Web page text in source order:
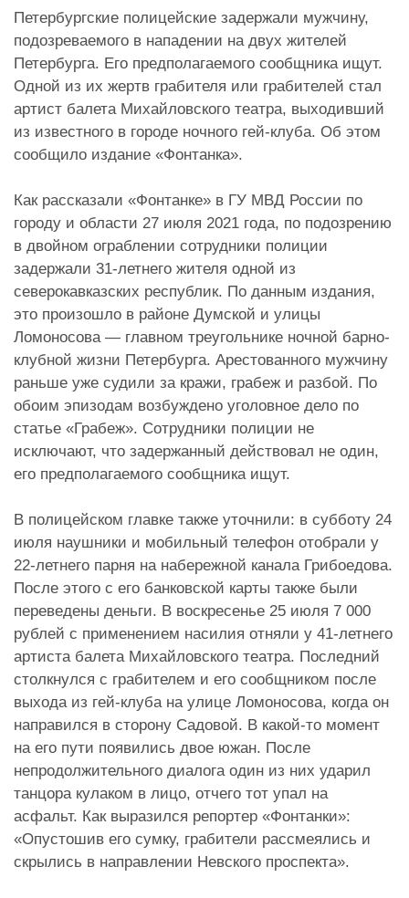
Петербургские полицейские задержали мужчину,
подозреваемого в нападении на двух жителей
Петербурга. Его предполагаемого сообщника ищут.
Одной из их жертв грабителя или грабителей стал
артист балета Михайловского театра, выходивший
из известного в городе ночного гей-клуба. Об этом
сообщило издание «Фонтанка».
Как рассказали «Фонтанке» в ГУ МВД России по
городу и области 27 июля 2021 года, по подозрению
в двойном ограблении сотрудники полиции
задержали 31-летнего жителя одной из
северокавказских республик. По данным издания,
это произошло в районе Думской и улицы
Ломоносова — главном треугольнике ночной барно-
клубной жизни Петербурга. Арестованного мужчину
раньше уже судили за кражи, грабеж и разбой. По
обоим эпизодам возбуждено уголовное дело по
статье «Грабеж». Сотрудники полиции не
исключают, что задержанный действовал не один,
его предполагаемого сообщника ищут.
В полицейском главке также уточнили: в субботу 24
июля наушники и мобильный телефон отобрали у
22-летнего парня на набережной канала Грибоедова.
После этого с его банковской карты также были
переведены деньги. В воскресенье 25 июля 7 000
рублей с применением насилия отняли у 41-летнего
артиста балета Михайловского театра. Последний
столкнулся с грабителем и его сообщником после
выхода из гей-клуба на улице Ломоносова, когда он
направился в сторону Садовой. В какой-то момент
на его пути появились двое южан. После
непродолжительного диалога один из них ударил
танцора кулаком в лицо, отчего тот упал на
асфальт. Как выразился репортер «Фонтанки»:
«Опустошив его сумку, грабители рассмеялись и
скрылись в направлении Невского проспекта».